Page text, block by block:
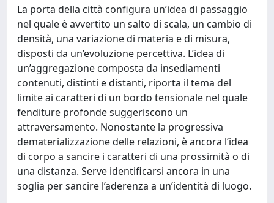
La porta della città configura un’idea di passaggio
nel quale è avvertito un salto di scala, un cambio di
densità, una variazione di materia e di misura,
disposti da un’evoluzione percettiva. L’idea di
un’aggregazione composta da insediamenti
contenuti, distinti e distanti, riporta il tema del
limite ai caratteri di un bordo tensionale nel quale
fenditure profonde suggeriscono un
attraversamento. Nonostante la progressiva
dematerializzazione delle relazioni, è ancora l’idea
di corpo a sancire i caratteri di una prossimità o di
una distanza. Serve identificarsi ancora in una
soglia per sancire l’aderenza a un’identità di luogo.